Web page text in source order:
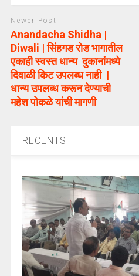
Newer Post
Anandacha Shidha |
Diwali | सिंहगड रोड भागातील
एकाही स्वस्त धान्य दुकानांमध्ये
दिवाळी किट उपलब्ध नाही |
धान्य उपलब्ध करून देण्याची
महेश पोकळे यांची मागणी
RECENTS